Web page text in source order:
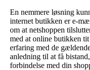
En nemmere løsning
internet butikken er e-
om at netshoppen
med at online butikken tit
erfaring med de
anledning til at få
forbindelse med din